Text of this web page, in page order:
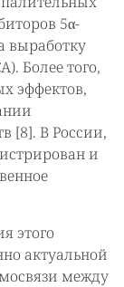
5α-
выработку
Более того,
эффектов,
[8]. В России,
и
этого
актуальной
между